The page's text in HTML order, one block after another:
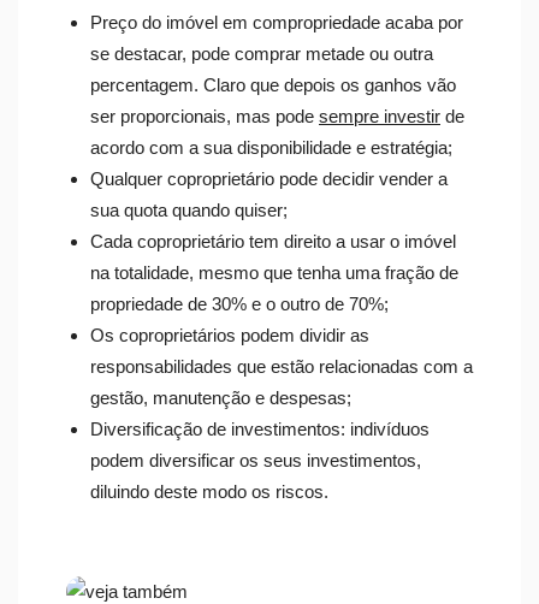
Preço do imóvel em compropriedade acaba por
se destacar, pode comprar metade ou outra
percentagem. Claro que depois os ganhos vão
ser proporcionais, mas pode sempre investir de
acordo com a sua disponibilidade e estratégia;
Qualquer coproprietário pode decidir vender a
sua quota quando quiser;
Cada coproprietário tem direito a usar o imóvel
na totalidade, mesmo que tenha uma fração de
propriedade de 30% e o outro de 70%;
Os coproprietários podem dividir as
responsabilidades que estão relacionadas com a
gestão, manutenção e despesas;
Diversificação de investimentos: indivíduos
podem diversificar os seus investimentos,
diluindo deste modo os riscos.